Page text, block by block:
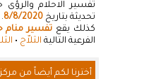
تفسير الاحلام
تحديثة بتاريخ 8/8/2020
.
كذلك يقع تفسير منام
الفرعية التالية الثلاّج •
أخترنا لكم أيضاً من